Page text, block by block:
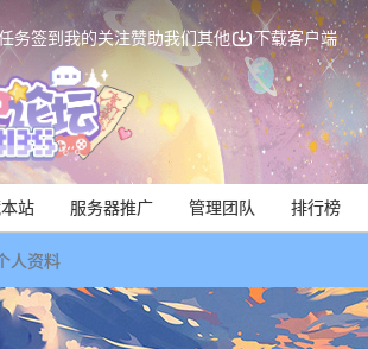
务签到我的关注赞助我们其他 下载客户端
站 服务器推广 管理团队 排行榜
人资料